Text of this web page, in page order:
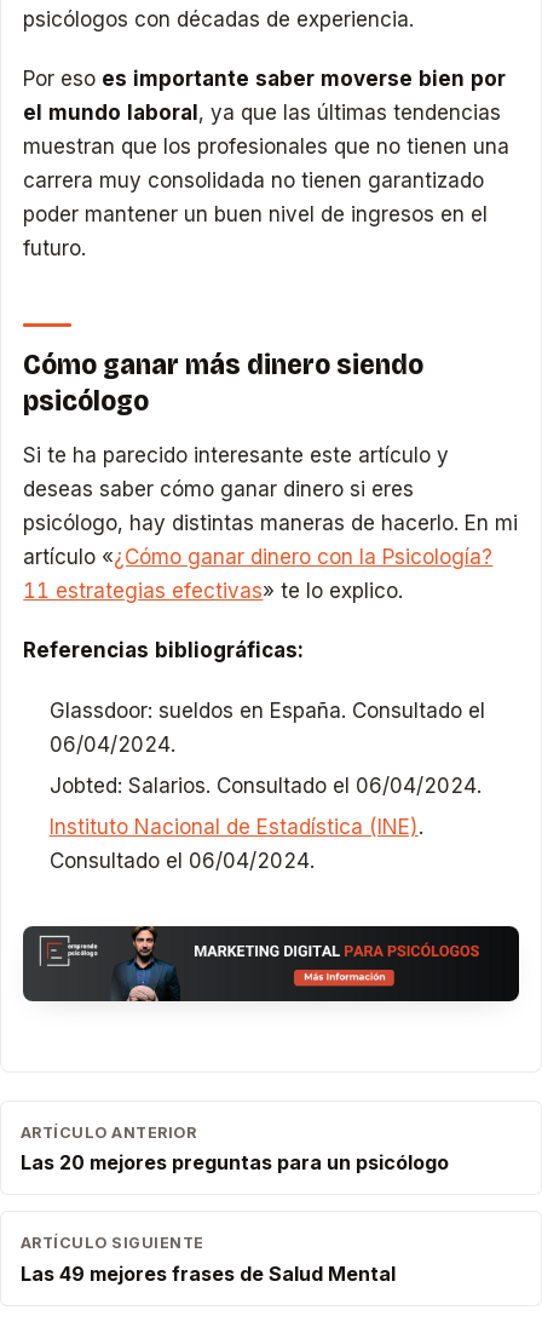
psicólogos con décadas de experiencia.
Por eso es importante saber moverse bien por
el mundo laboral , ya que las últimas tendencias
muestran que los profesionales que no tienen una
carrera muy consolidada no tienen garantizado
poder mantener un buen nivel de ingresos en el
futuro.
Cómo ganar más dinero siendo
psicólogo
Si te ha parecido interesante este artículo y
deseas saber cómo ganar dinero si eres
psicólogo, hay distintas maneras de hacerlo. En mi
artículo «¿Cómo ganar dinero con la Psicología?
11 estrategias efectivas» te lo explico.
Referencias bibliográficas:
Glassdoor: sueldos en España. Consultado el
06/04/2024.
Jobted: Salarios. Consultado el 06/04/2024.
Instituto Nacional de Estadística (INE).
Consultado el 06/04/2024.
ARTÍCULO ANTERIOR
Las 20 mejores preguntas para un psicólogo
ARTÍCULO SIGUIENTE
Las 49 mejores frases de Salud Mental